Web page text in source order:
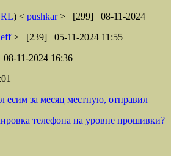
) < pushkar> [299] 08-11-2024
> [239] 05-11-2024 11:55
11-2024 16:36
есим за месяц местную, отправил
телефона на уровне прошивки?